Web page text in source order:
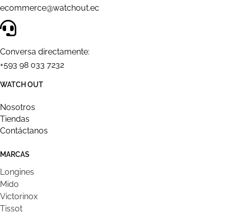
ecommerce@watchout.ec
Conversa directamente:
+593 98 033 7232
WATCH OUT
Nosotros
Tiendas
Contáctanos
MARCAS
Longines
Mido
Victorinox
Tissot